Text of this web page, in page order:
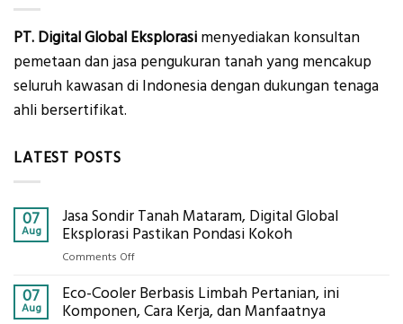
PT. Digital Global Eksplorasi menyediakan konsultan
pemetaan dan jasa pengukuran tanah yang mencakup
seluruh kawasan di Indonesia dengan dukungan tenaga
ahli bersertifikat.
LATEST POSTS
07
Aug
Jasa Sondir Tanah Mataram, Digital Global
Eksplorasi Pastikan Pondasi Kokoh
Comments Offon
Sondir
Tanah
07
Aug
Eco-Cooler Berbasis Limbah Pertanian, ini
Komponen, Cara Kerja, dan Manfaatnya